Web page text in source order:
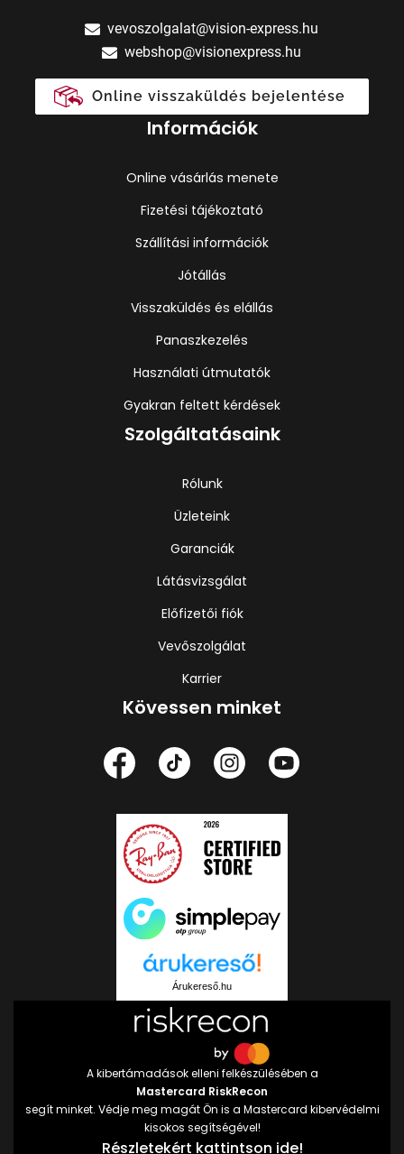
vevoszolgalat@vision-express.hu
webshop@visionexpress.hu
Online visszaküldés bejelentése
Információk
Online vásárlás menete
Fizetési tájékoztató
Szállítási információk
Jótállás
Visszaküldés és elállás
Panaszkezelés
Használati útmutatók
Gyakran feltett kérdések
Szolgáltatásaink
Rólunk
Üzleteink
Garanciák
Látásvizsgálat
Előfizetői fiók
Vevőszolgálat
Karrier
Kövessen minket
Árukereső.hu
A kibertámadások elleni felkészülésében a
Mastercard RiskRecon
segít minket. Védje meg magát Ön is a Mastercard kibervédelmi
kisokos segítségével!
Részletekért kattintson ide!